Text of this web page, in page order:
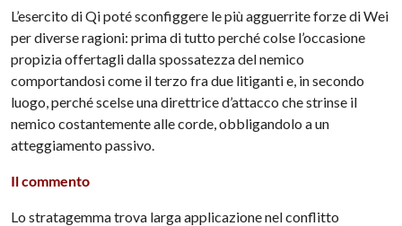
L’esercito di Qi poté sconfiggere le più agguerrite forze di Wei
per diverse ragioni: prima di tutto perché colse l’occasione
propizia offertagli dalla spossatezza del nemico
comportandosi come il terzo fra due litiganti e, in secondo
luogo, perché scelse una direttrice d’attacco che strinse il
nemico costantemente alle corde, obbligandolo a un
atteggiamento passivo.
Il commento
Lo stratagemma trova larga applicazione nel conflitto